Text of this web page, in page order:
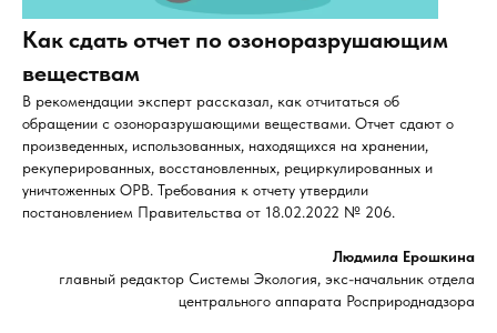
Как сдать отчет по озоноразрушающим
веществам
В рекомендации эксперт рассказал, как отчитаться об
обращении с озоноразрушающими веществами. Отчет сдают о
произведенных, использованных, находящихся на хранении,
рекуперированных, восстановленных, рециркулированных и
уничтоженных ОРВ. Требования к отчету утвердили
постановлением Правительства от 18.02.2022 № 206.
Людмила Ерошкина
главный редактор Системы Экология, экс-начальник отдела
центрального аппарата Росприроднадзора